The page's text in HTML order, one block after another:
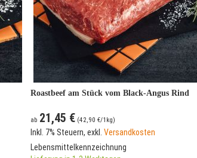
Roastbeef am Stück vom Black-Angus Rind
ab 21,45 € (42,90 €/1kg)
Inkl. 7% Steuern,exkl.Versandkosten
Lebensmittelkennzeichnung